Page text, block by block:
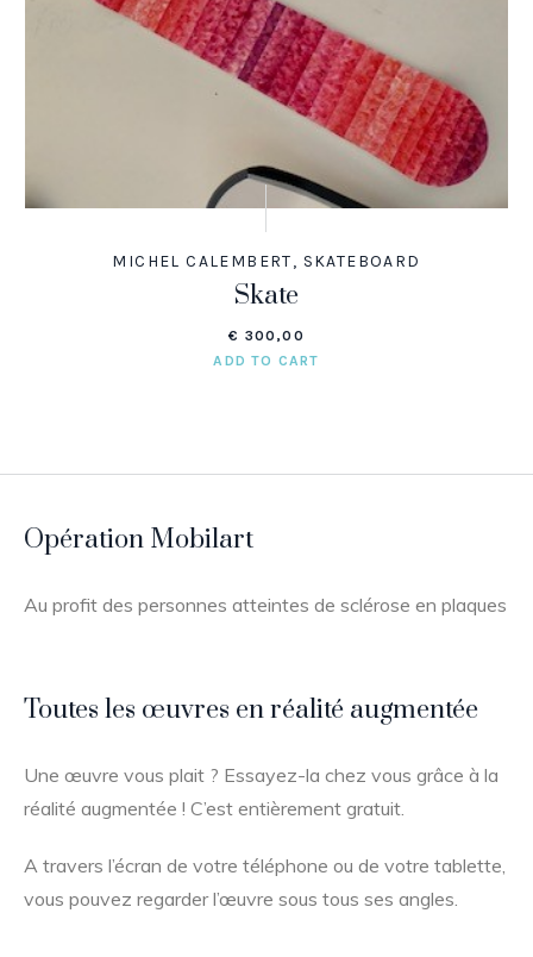
MICHEL CALEMBERT, SKATEBOARD
Skate
€ 300,00
ADD TO CART
Opération Mobilart
Au profit des personnes atteintes de sclérose en plaques
Toutes les œuvres en réalité augmentée
Une œuvre vous plait ? Essayez-la chez vous grâce à la
réalité augmentée ! C’est entièrement gratuit.
A travers l’écran de votre téléphone ou de votre tablette,
vous pouvez regarder l’œuvre sous tous ses angles.